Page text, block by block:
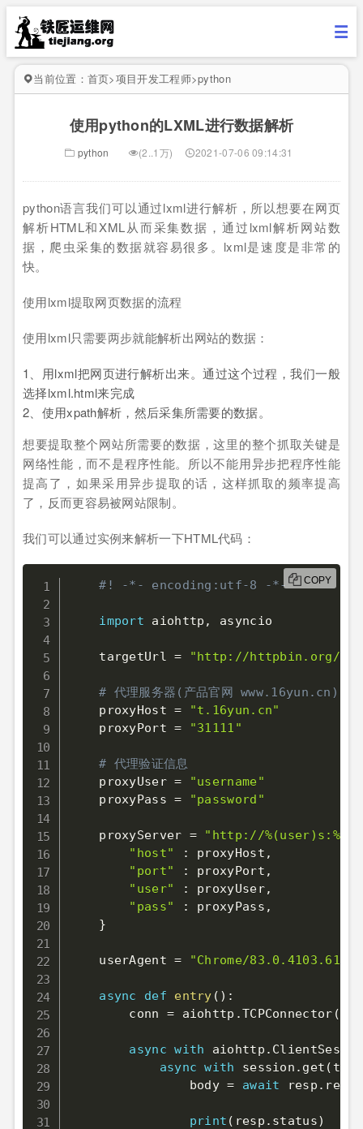
当前位置： 首页>项目开发工程师>python
使用python的LXML进行数据解析
python (2..1万) 2021-07-06 09:14:31
python语言我们可以通过lxml进行解析，所以想要在网页
解析HTML和XML从而采集数据，通过lxml解析网站数
据，爬虫采集的数据就容易很多。lxml是速度是非常的
快。
使用lxml提取网页数据的流程
使用lxml只需要两步就能解析出网站的数据：
1、用lxml把网页进行解析出来。通过这个过程，我们一般
选择lxml.html来完成
2、使用xpath解析，然后采集所需要的数据。
想要提取整个网站所需要的数据，这里的整个抓取关键是
网络性能，而不是程序性能。所以不能用异步把程序性能
提高了，如果采用异步提取的话，这样抓取的频率提高
了，反而更容易被网站限制。
我们可以通过实例来解析一下HTML代码：
#! -*- encoding:utf-8 -*-
import aiohttp , asyncio
    targetUrl
= "http://httpbin.org/ip"
# 代理服务器(产品官网 www.16yun.cn)
    proxyHost
=
"t.16yun.cn"
    proxyPort
= "31111"
# 代理验证信息
    proxyUser
=
"username"
    proxyPass
= "password"
    proxyServer
=
"http://
"host"
: proxyHost ,
"port"
: proxyPort ,
"user"
: proxyUser,
"pass"
: proxyPass ,
}
    userAgent
= "Chrome/83.0.4103.61"
async def entry ( ) :
        conn
= aiohttp .TCPConnector (
async with aiohttp .
async with session . get (
                body
= await resp . read
print ( resp . status)
COPY